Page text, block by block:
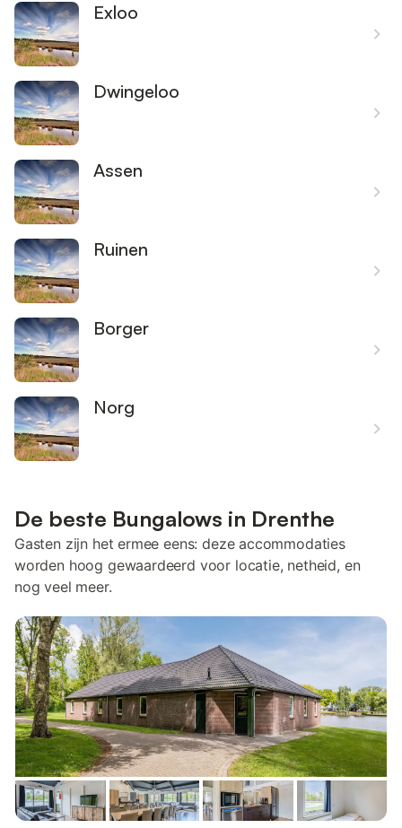
Exloo
Dwingeloo
Assen
Ruinen
Borger
Norg
De beste Bungalows in Drenthe
Gasten zijn het ermee eens: deze accommodaties
worden hoog gewaardeerd voor locatie, netheid, en
nog veel meer.